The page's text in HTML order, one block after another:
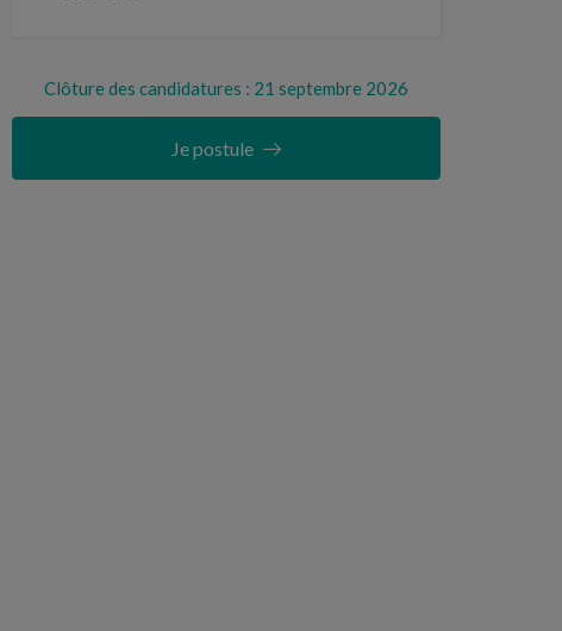
Clôture des candidatures : 21 septembre 2026
Je postule